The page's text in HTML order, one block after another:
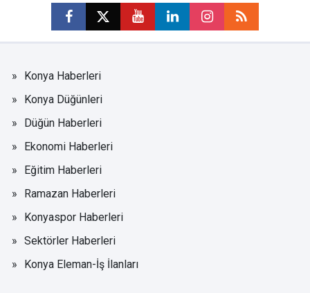
Konya Haberleri
Konya Düğünleri
Düğün Haberleri
Ekonomi Haberleri
Eğitim Haberleri
Ramazan Haberleri
Konyaspor Haberleri
Sektörler Haberleri
Konya Eleman-İş İlanları